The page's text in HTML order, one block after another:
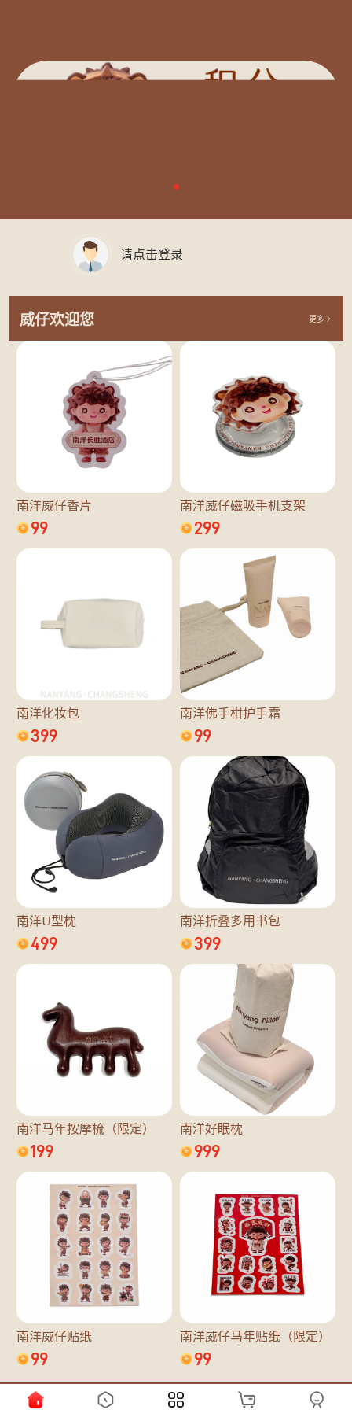
请点击登录
威仔欢迎您 更多
南洋威仔香片
99
南洋威仔磁吸手机支架
299
南洋化妆包
399
南洋佛手柑护手霜
99
南洋U型枕
499
南洋折叠多用书包
399
南洋马年按摩梳（限定）
199
南洋好眠枕
999
南洋威仔贴纸
99
南洋威仔马年贴纸（限定）
99